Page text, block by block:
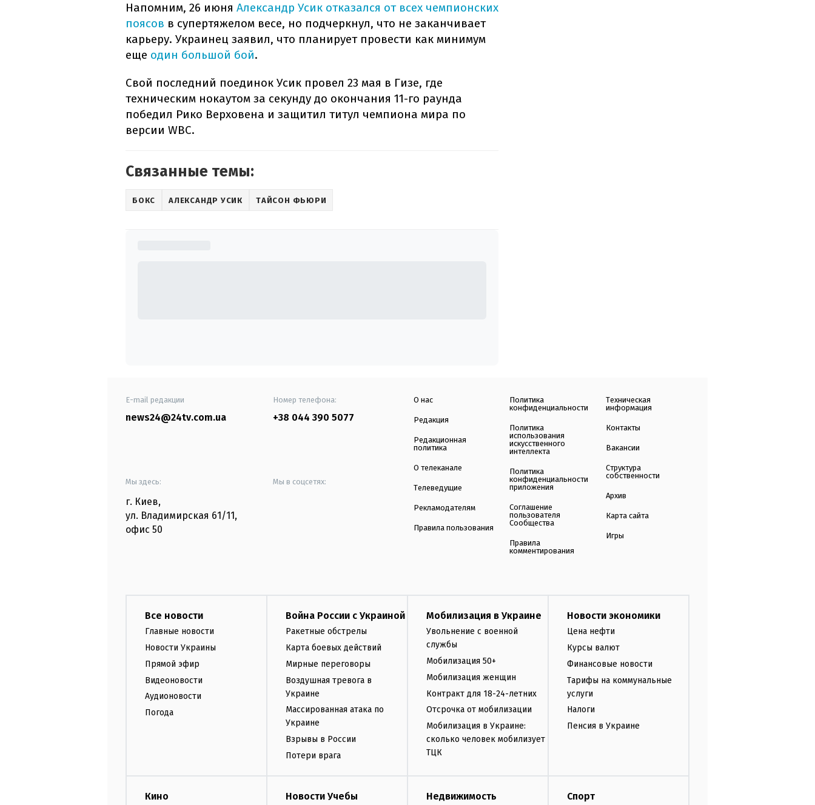
Напомним, 26 июня Александр Усик отказался от всех чемпионских
поясов в супертяжелом весе, но подчеркнул, что не заканчивает
карьеру. Украинец заявил, что планирует провести как минимум
еще один большой бой.
Свой последний поединок Усик провел 23 мая в Гизе, где
техническим нокаутом за секунду до окончания 11-го раунда
победил Рико Верховена и защитил титул чемпиона мира по
версии WBC.
Связанные темы:
БОКС АЛЕКСАНДР УСИК ТАЙСОН ФЬЮРИ
E-mail редакции
news24@24tv.com.ua
Номер телефона:
+38 044 390 5077
Мы здесь:
г. Киев,
ул. Владимирская 61/11,
офис 50
Мы в соцсетях:
О нас
Редакция
Редакционная
политика
О телеканале
Телеведущие
Рекламодателям
Правила пользования
Политика
конфиденциальности
Политика
использования
искусственного
интеллекта
Политика
конфиденциальности
приложения
Соглашение
пользователя
Сообщества
Правила
комментирования
Техническая
информация
Контакты
Вакансии
Структура
собственности
Архив
Карта сайта
Игры
Все новости
Главные новости
Новости Украины
Прямой эфир
Видеоновости
Аудионовости
Погода
Война России с Украиной
Ракетные обстрелы
Карта боевых действий
Мирные переговоры
Воздушная тревога в
Украине
Массированная атака по
Украине
Взрывы в России
Потери врага
Мобилизация в Украине
Увольнение с военной
службы
Мобилизация 50+
Мобилизация женщин
Контракт для 18-24-летних
Отсрочка от мобилизации
Мобилизация в Украине:
сколько человек мобилизует
ТЦК
Новости экономики
Цена нефти
Курсы валют
Финансовые новости
Тарифы на коммунальные
услуги
Налоги
Пенсия в Украине
Кино Новости Учебы Недвижимость Спорт